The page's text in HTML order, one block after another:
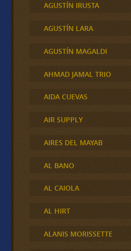
AGUSTÍN IRUSTA
AGUSTÍN LARA
AGUSTÍN MAGALDI
AHMAD JAMAL TRIO
AIDA CUEVAS
AIR SUPPLY
AIRES DEL MAYAB
AL BANO
AL CAIOLA
AL HIRT
ALANIS MORISSETTE